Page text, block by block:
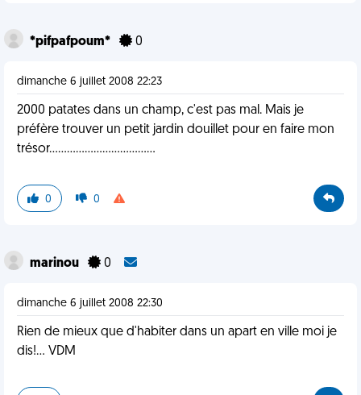
*pifpafpoum* 0
dimanche 6 juillet 2008 22:23
2000 patates dans un champ, c'est pas mal. Mais je
préfère trouver un petit jardin douillet pour en faire mon
trésor....................................
0 0
marinou 0
dimanche 6 juillet 2008 22:30
Rien de mieux que d'habiter dans un apart en ville moi je
dis!... VDM